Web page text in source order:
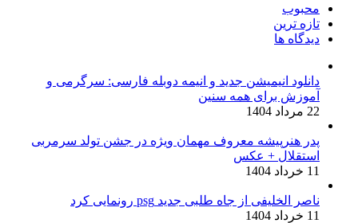
محبوب
تازه ترین
دیدگاه ها
دانلود انیمیشن جدید و انیمه دوبله فارسی: سرگرمی و
آموزش برای همه سنین
22 مرداد 1404
پدر هنرپیشه معروف مهمان ویژه در جشن تولد سرمربی
استقلال + عکس
11 خرداد 1404
ناصر الخلیفی از جاه طلبی جدید psg رونمایی کرد
11 خرداد 1404